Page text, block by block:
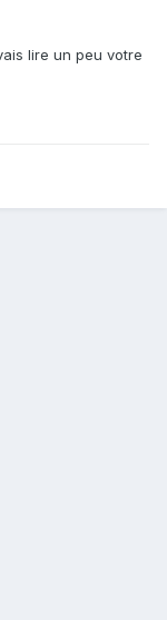
lire un peu votre